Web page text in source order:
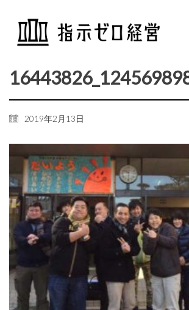
2019年2月13日